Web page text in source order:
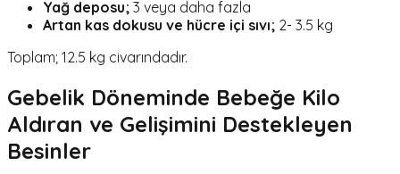
Yağ deposu; 3 veya daha fazla
Artan kas dokusu ve hücre içi sıvı; 2- 3.5 kg
Toplam; 12.5 kg civarındadır.
Gebelik Döneminde Bebeğe Kilo
Aldıran ve Gelişimini Destekleyen
Besinler